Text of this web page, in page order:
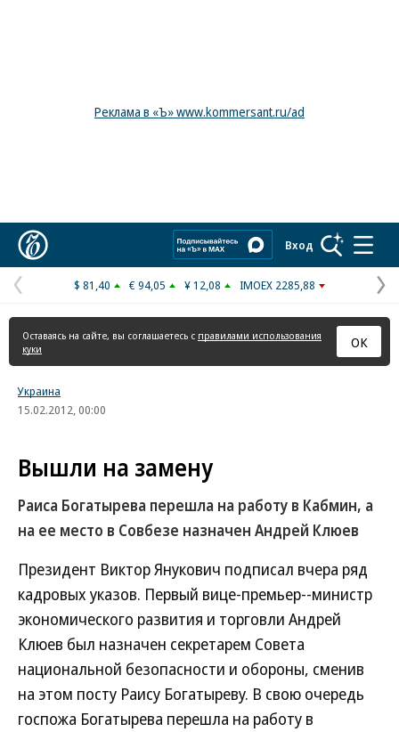
Реклама в «Ъ» www.kommersant.ru/ad
Вход
Предыдущая
страница
$ 81,40 € 94,05 ¥ 12,08 IMOEX 2285,88
Оставаясь на сайте, вы соглашаетесь с правилами использования
куки
ОК
Украина
15.02.2012, 00:00
Вышли на замену
Раиса Богатырева перешла на работу в Кабмин, а
на ее место в Совбезе назначен Андрей Клюев
Президент Виктор Янукович подписал вчера ряд
кадровых указов. Первый вице-премьер--министр
экономического развития и торговли Андрей
Клюев был назначен секретарем Совета
национальной безопасности и обороны, сменив
на этом посту Раису Богатыреву. В свою очередь
госпожа Богатырева перешла на работу в